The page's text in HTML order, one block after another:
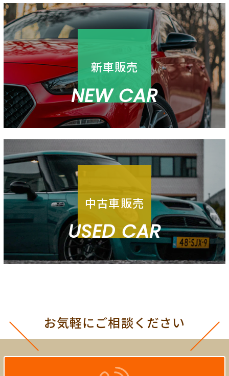
新車販売
NEW CAR
中古車販売
USED CAR
お気軽にご相談ください